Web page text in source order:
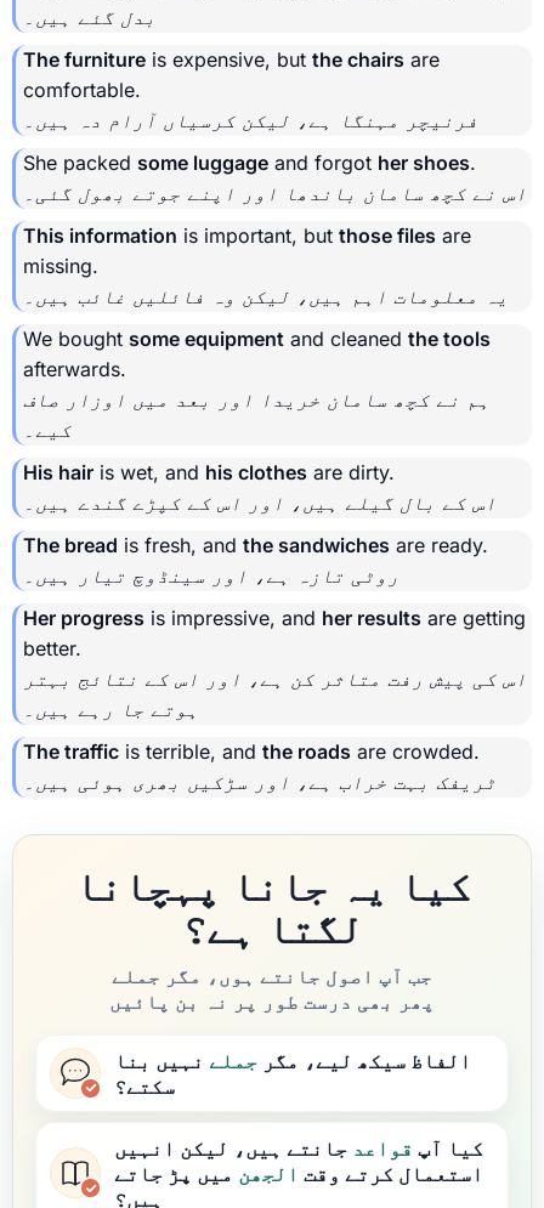
بدل گئے ہیں۔
The furniture is expensive, but the chairs are
comfortable.
فرنیچر مہنگا ہے، لیکن کرسیاں آرام دہ ہیں۔
She packed some luggage and forgot her shoes.
اس نے کچھ سامان باندھا اور اپنے جوتے بھول گئی۔
This information is important, but those files are
missing.
یہ معلومات اہم ہیں، لیکن وہ فائلیں غائب ہیں۔
We bought some equipment and cleaned the tools
afterwards.
ہم نے کچھ سامان خریدا اور بعد میں اوزار صاف
کیے۔
His hair is wet, and his clothes are dirty.
اس کے بال گیلے ہیں، اور اس کے کپڑے گندے ہیں۔
The bread is fresh, and the sandwiches are ready.
روٹی تازہ ہے، اور سینڈوچ تیار ہیں۔
Her progress is impressive, and her results are getting
better.
اس کی پیش رفت متاثر کن ہے، اور اس کے نتائج بہتر
ہوتے جا رہے ہیں۔
The traffic is terrible, and the roads are crowded.
ٹریفک بہت خراب ہے، اور سڑکیں بھری ہوئی ہیں۔
کیا یہ جانا پہچانا
لگتا ہے؟
جب آپ اصول جانتے ہوں، مگر جملے
پھر بھی درست طور پر نہ بن پائیں
الفاظ سیکھ لیے، مگر جملے نہیں بنا
سکتے؟
کیا آپ قواعد جانتے ہیں، لیکن انہیں
استعمال کرتے وقت الجھن میں پڑ جاتے
ہیں؟